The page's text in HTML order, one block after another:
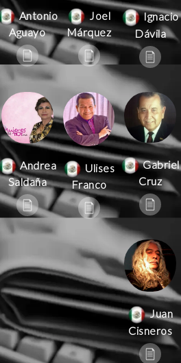
Antonio
Aguayo
Joel
Márquez
Ignacio
Dávila
Andrea
Saldaña
Ulises
Franco
Gabriel
Cruz
Juan
Cisneros